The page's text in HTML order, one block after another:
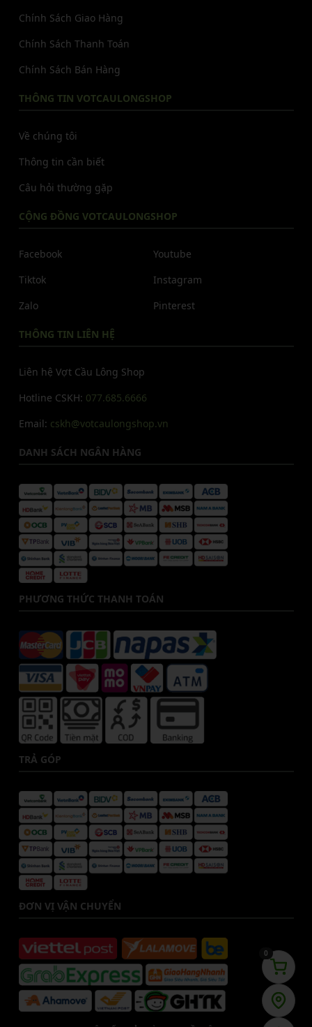
Chính Sách Giao Hàng
Chính Sách Thanh Toán
Chính Sách Bán Hàng
THÔNG TIN VOTCAULONGSHOP
Về chúng tôi
Thông tin cần biết
Câu hỏi thường gặp
CỘNG ĐỒNG VOTCAULONGSHOP
Facebook
Tiktok
Zalo
Youtube
Instagram
Pinterest
THÔNG TIN LIÊN HỆ
Liên hệ Vợt Cầu Lông Shop
Hotline CSKH: 077.685.6666
Email: cskh@votcaulongshop.vn
DANH SÁCH NGÂN HÀNG
PHƯƠNG THỨC THANH TOÁN
TRẢ GÓP
ĐƠN VỊ VẬN CHUYỂN
0